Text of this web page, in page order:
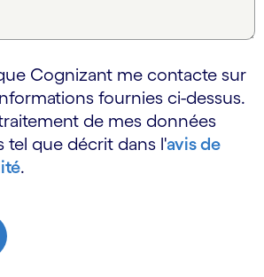
Cognizant me contacte sur
fournies ci-dessus.
de mes données
tel que décrit dans l'avis de
.